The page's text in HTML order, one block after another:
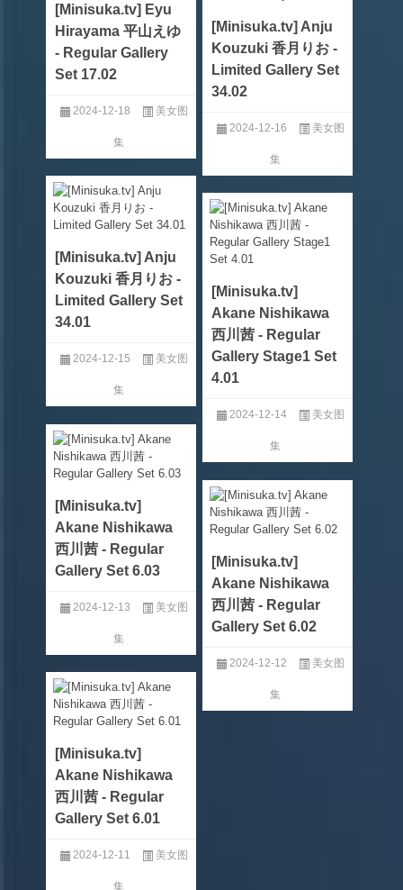
[Minisuka.tv] Eyu
Hirayama 平山えゆ
- Regular Gallery
Set 17.02
2024-12-18 美女图
集
[Minisuka.tv] Anju
Kouzuki 香月りお -
Limited Gallery Set
34.02
2024-12-16 美女图
集
[Minisuka.tv] Anju
Kouzuki 香月りお -
Limited Gallery Set
34.01
2024-12-15 美女图
集
[Minisuka.tv]
Akane Nishikawa
西川茜 - Regular
Gallery Stage1 Set
4.01
2024-12-14 美女图
集
[Minisuka.tv]
Akane Nishikawa
西川茜 - Regular
Gallery Set 6.03
2024-12-13 美女图
集
[Minisuka.tv]
Akane Nishikawa
西川茜 - Regular
Gallery Set 6.02
2024-12-12 美女图
集
[Minisuka.tv]
Akane Nishikawa
西川茜 - Regular
Gallery Set 6.01
2024-12-11 美女图
集